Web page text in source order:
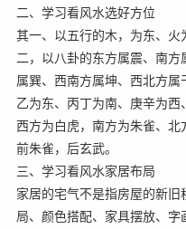
二、学习看风水选好方位
其一、以五行的木，为东、
二，以八卦的东方属震、南
属巽、西南方属坤、西北方
乙为东、丙丁为南、庚辛为西
西方为白虎，南方为朱雀、北
前朱雀，后玄武。
三、学习看风水家居布局
家居的宅气不是指房屋的新
局、颜色搭配、家具摆放、